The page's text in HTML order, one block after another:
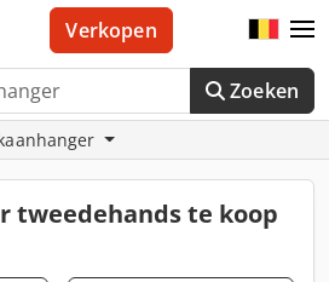
Zoeken
Verkopen
tweedehands te koop